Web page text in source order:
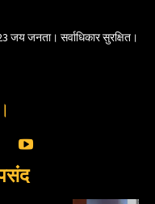
जय जनता। सर्वाधिकार सुरक्षित।